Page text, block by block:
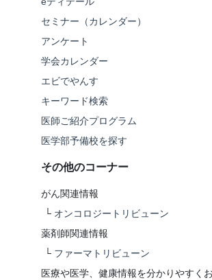
セミナー（カレンダー）
アンケート
学会カレンダー
エビでやんす
キーワード検索
医師ご紹介プログラム
医学部予備校を探す
その他のコーナー
がん関連情報
└ オンコロジートリビューン
薬剤師関連情報
└ ファーマトリビューン
医療や医学、健康情報を分かりやすく